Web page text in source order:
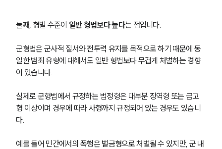
둘째, 형벌 수준이 일반 형법보다 높다는 점입니다.
군형법은 군사적 질서와 전투력 유지를 목적으로 하기 때문에 동
일한 범죄 유형에 대해서도 일반 형법보다 무겁게 처벌하는 경향
이 있습니다.
실제로 군형법에서 규정하는 법정형은 대부분 징역형 또는 금고
형 이상이며 경우에 따라 사형까지 규정되어 있는 경우도 있습니
다.
예를 들어 민간에서의 폭행은 벌금형으로 처벌될 수 있지만, 군 내